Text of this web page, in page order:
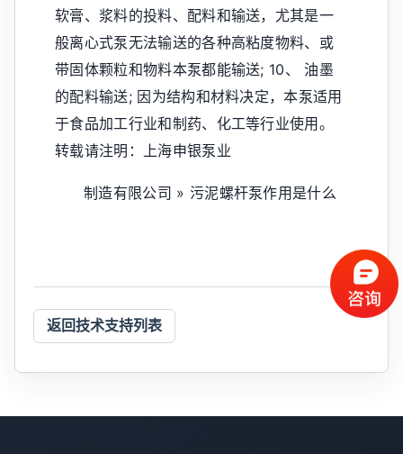
软膏、浆料的投料、配料和输送，尤其是一
般离心式泵无法输送的各种高粘度物料、或
带固体颗粒和物料本泵都能输送; 10、 油墨
的配料输送; 因为结构和材料决定，本泵适用
于食品加工行业和制药、化工等行业使用。
转载请注明：上海申银泵业
制造有限公司 » 污泥螺杆泵作用是什么
返回技术支持列表